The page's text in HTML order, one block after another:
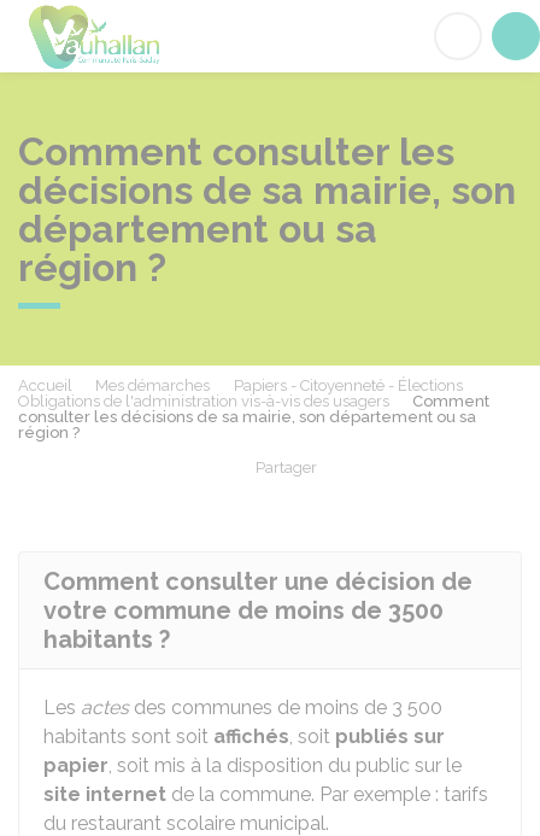
Comment consulter les
décisions de sa mairie, son
département ou sa
région ?
Accueil Mes démarches
Papiers - Citoyenneté - Élections
Obligations de l'administration vis-à-vis des usagers
Comment
consulter les décisions de sa mairie, son département ou sa
région ?
Partager
Comment consulter une décision de
votre commune de moins de 3500
habitants ?
Les actesdes communes de moins de 3 500
habitants sont soit affichés, soit publiés sur
papier, soit mis à la disposition du public sur le
site internet de la commune. Par exemple : tarifs
du restaurant scolaire municipal.